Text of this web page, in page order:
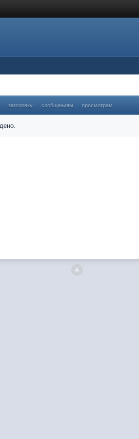
заголовку сообщениям просмотрам